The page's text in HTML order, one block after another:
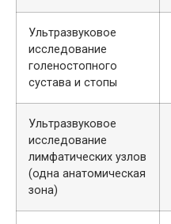
Ультразвуковое
исследование
голеностопного
сустава и стопы
Ультразвуковое
исследование
лимфатических узлов
(одна анатомическая
зона)